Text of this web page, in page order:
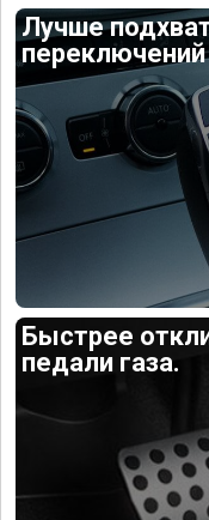
Лучше
Быстрее
педали газа.